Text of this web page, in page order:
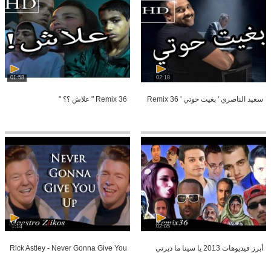
02:18
سعيد الناصري ' بغيت حوتي ' Remix 36
01:58
Remix 36 " علاش ؟؟ "
02:05
أبرز فيديوهات 2013 يا سينا ما ديرتي
1:14
Rick Astley - Never Gonna Give You